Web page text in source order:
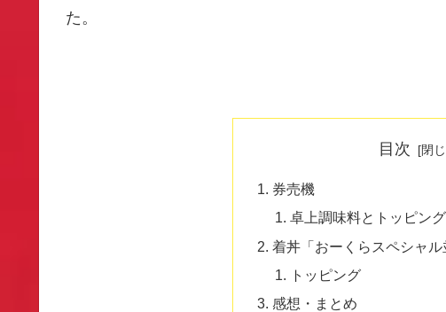
た。
目次
券売機
卓上調味料とトッピン
着丼「おーくらスペシャ
トッピング
感想・まとめ